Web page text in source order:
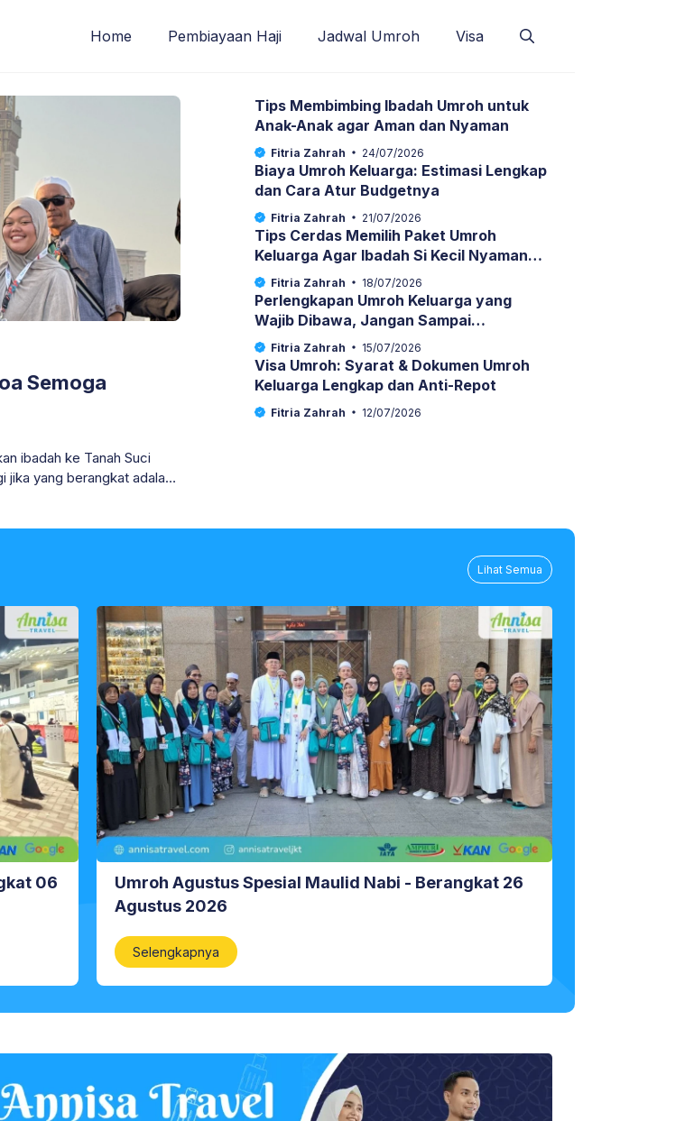
Home Pembiayaan Haji Jadwal Umroh Visa
Semoga
ibadah ke Tanah Suci
jika yang berangkat adalah
Tips Membimbing Ibadah Umroh untuk
Anak-Anak agar Aman dan Nyaman
Fitria Zahrah 24/07/2026
Biaya Umroh Keluarga: Estimasi Lengkap
dan Cara Atur Budgetnya
Fitria Zahrah 21/07/2026
Tips Cerdas Memilih Paket Umroh
Keluarga Agar Ibadah Si Kecil Nyaman
dan Anti-Repot
Fitria Zahrah 18/07/2026
Perlengkapan Umroh Keluarga yang
Wajib Dibawa, Jangan Sampai
Ketinggalan!
Fitria Zahrah 15/07/2026
Visa Umroh: Syarat & Dokumen Umroh
Keluarga Lengkap dan Anti-Repot
Fitria Zahrah 12/07/2026
Lihat Semua
06
Umroh Agustus Spesial Maulid Nabi - Berangkat 26
Agustus 2026
Selengkapnya